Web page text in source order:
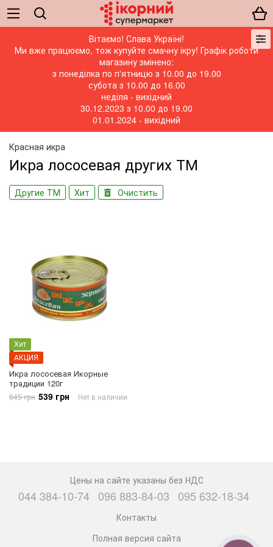
Вітаємо! Слава Україні!
Ми вже працюємо, тож купуйте смачну ікру! Графік роботи
магазину змінено:
з понеділка по п'ятницю з 10.00 до 19.00
субота з 10.00 до 16.00
неділя - вихідний
30.12.2023 з 10.00 до 19.00
01.01.2024 - вихідний
Красная икра
Икра лососевая других ТМ
Другие ТМ Хит Очистить
Хит
АКЦИЯ
Икра лососевая Икорные
традиции 120г
645 грн 539 грн Нет в наличии
Цены на сайте указаны без НДС
044 384-10-74 096 883-84-03 095 632-18-34
Контакты
Полная версия сайта